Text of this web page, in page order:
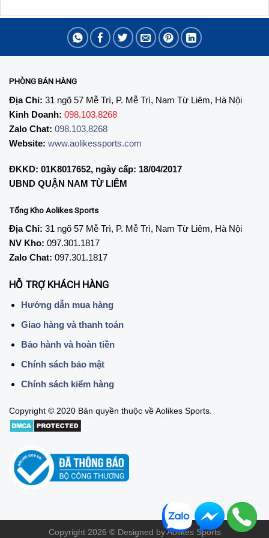
219,000₫.
89,000₫.
PHÒNG BÁN HÀNG
Địa Chỉ: 31 ngõ 57 Mễ Trì, P. Mễ Trì, Nam Từ Liêm, Hà Nội
Kinh Doanh: 098.103.8268
Zalo Chat: 098.103.8268
Website: www.aolikessports.com
ĐKKD: 01K8017652, ngày cấp: 18/04/2017
UBND QUẬN NAM TỪ LIÊM
Tổng Kho Aolikes Sports
Địa Chỉ: 31 ngõ 57 Mễ Trì, P. Mễ Trì, Nam Từ Liêm, Hà Nội
NV Kho: 097.301.1817
Zalo Chat: 097.301.1817
HỖ TRỢ KHÁCH HÀNG
Hướng dẫn mua hàng
Giao hàng và thanh toán
Bảo hành và hoàn tiền
Chính sách bảo mật
Chính sách kiểm hàng
Copyright © 2020 Bản quyền thuộc về Aolikes Sports.
Copyright 2026 © Designed by Aolikes Sports